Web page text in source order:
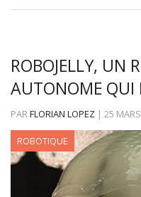
ROBOJELLY, UN
AUTONOME QUI
PARFLORIAN LOPEZ | 25
ROBOTIQUE